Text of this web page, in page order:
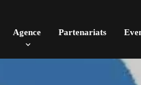
Agence Partenariats